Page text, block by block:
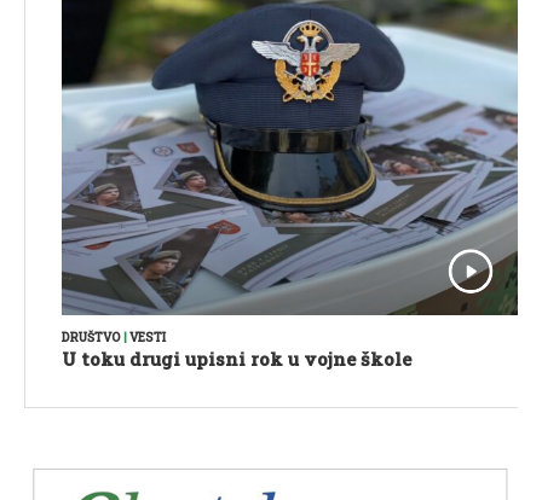
DRUŠTVO VESTI
U toku drugi upisni rok u vojne škole